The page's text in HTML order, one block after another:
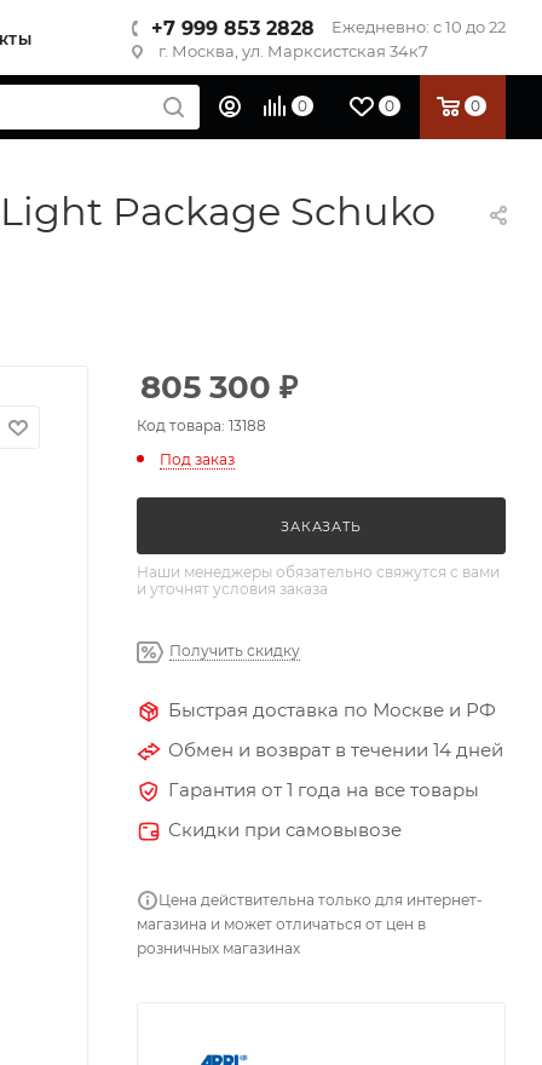
+7 999 853 2828
Ежедневно: с 10 до 22
г. Москва, ул. Марксистская 34к7
0 0 0
Package Schuko
805 300 ₽
Код товара: 13188
Под заказ
ЗАКАЗАТЬ
Наши менеджеры обязательно свяжутся с вами
и уточнят условия заказа
Получить скидку
Быстрая доставка по Москве и РФ
Обмен и возврат в течении 14 дней
Гарантия от 1 года на все товары
Скидки при самовывозе
Цена действительна только для интернет-
магазина и может отличаться от цен в
розничных магазинах